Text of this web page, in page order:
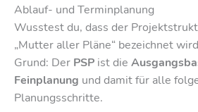
Ablauf- und Terminplanung
Wusstest du, dass der
„Mutter aller Pläne“ bezeichnet
Grund: Der PSP ist die
Feinplanung und damit für alle
Planungsschritte.